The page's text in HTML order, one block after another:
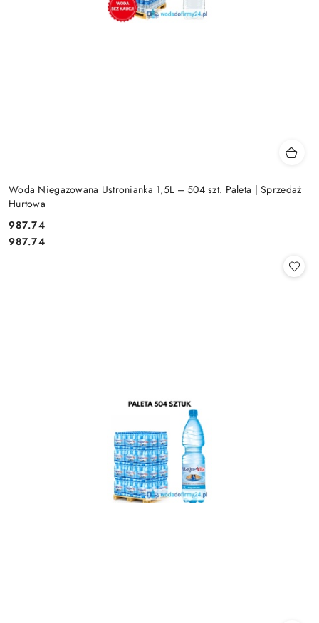
Woda Niegazowana Ustronianka 1,5L – 504 szt. Paleta | Sprzedaż
Hurtowa
Cena:
987.74
Cena:
987.74